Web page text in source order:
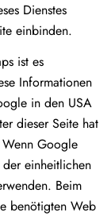
Dienstes
einbinden.
ist es
Informationen
in den USA
dieser Seite hat
Google
einheitlichen
Beim
benötigten Web